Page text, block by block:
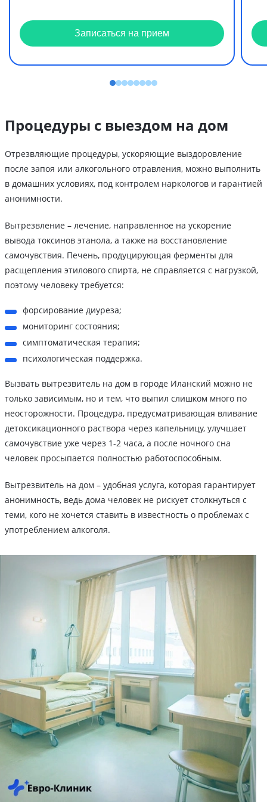
Записаться на прием
Процедуры с выездом на дом
Отрезвляющие процедуры, ускоряющие выздоровление
после запоя или алкогольного отравления, можно выполнить
в домашних условиях, под контролем наркологов и гарантией
анонимности.
Вытрезвление – лечение, направленное на ускорение
вывода токсинов этанола, а также на восстановление
самочувствия. Печень, продуцирующая ферменты для
расщепления этилового спирта, не справляется с нагрузкой,
поэтому человеку требуется:
форсирование диуреза;
мониторинг состояния;
симптоматическая терапия;
психологическая поддержка.
Вызвать вытрезвитель на дом в городе Иланский можно не
только зависимым, но и тем, что выпил слишком много по
неосторожности. Процедура, предусматривающая вливание
детоксикационного раствора через капельницу, улучшает
самочувствие уже через 1-2 часа, а после ночного сна
человек просыпается полностью работоспособным.
Вытрезвитель на дом – удобная услуга, которая гарантирует
анонимность, ведь дома человек не рискует столкнуться с
теми, кого не хочется ставить в известность о проблемах с
употреблением алкоголя.